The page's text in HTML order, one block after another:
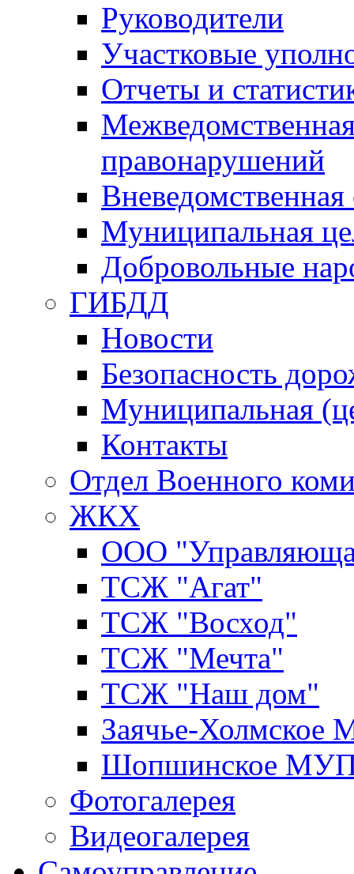
Руководители
Участковые
Отчеты и
правонарушений
Вневедомственная
Муниципальная
Добровольные
ГИБДД
Новости
Безопасность
Муниципальная
Контакты
Отдел Военного
ЖКХ
ООО
ТСЖ "Агат"
ТСЖ "Восход"
ТСЖ "Мечта"
ТСЖ "Наш дом"
Заячье-
Шопшинское
Фотогалерея
Видеогалерея